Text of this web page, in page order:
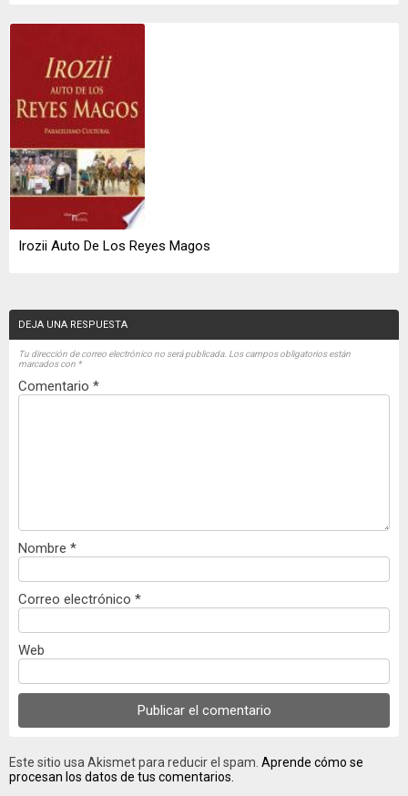
Irozii Auto De Los Reyes Magos
DEJA UNA RESPUESTA
Tu dirección de correo electrónico no será publicada. Los campos obligatorios están
marcados con *
Comentario *
Nombre *
Correo electrónico *
Web
Este sitio usa Akismet para reducir el spam. Aprende cómo se
procesan los datos de tus comentarios.